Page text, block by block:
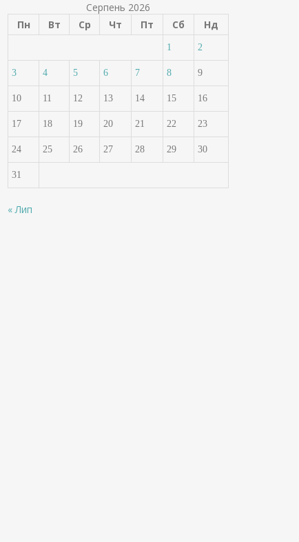
Серпень 2026
Пн
Вт Ср Чт Пт Сб Нд
1 2
3 4 5 6 7 8 9
10 11 12 13 14 15 16
17 18 19 20 21 22 23
24 25 26 27 28 29 30
31
« Лип